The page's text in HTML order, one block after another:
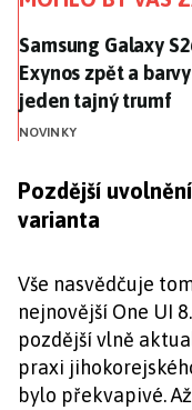
Samsung Galaxy
Samsung Galaxy
Exynos zpět a
jeden tajný trumf
NOVINKY
Pozdější
varianta
Vše nasvědčuje
nejnovější One UI
pozdější vlně
praxi
bylo překvapivé.